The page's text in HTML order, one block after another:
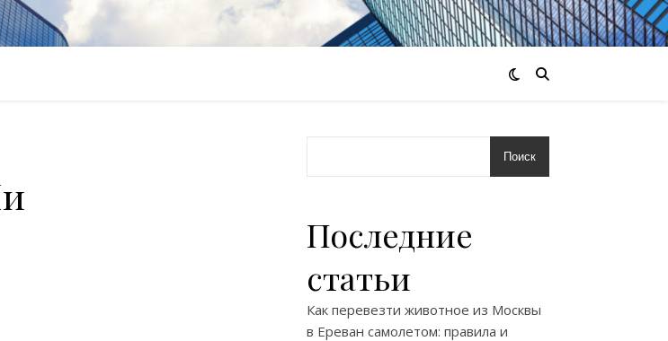
Поиск
Последние
статьи
Как перевезти животное из Москвы
в Ереван самолетом: правила и